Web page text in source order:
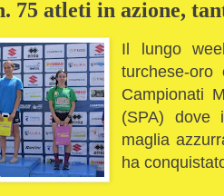
75 atleti in azione,
Il lungo
turchese-
Campionati
(SPA)
maglia
ha